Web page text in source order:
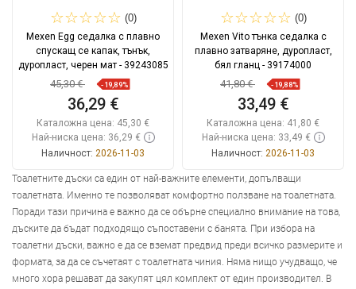
(0)
Mexen Egg седалка с плавно
спускащ се капак, тънък,
дуропласт, черен мат - 39243085
45,30 € -19,89%
36,29 €
Каталожна цена: 45,30 €
Най-ниска цена: 36,29 €
Наличност: 2026-11-03
Добави в количката
favorite_border Любима
Сравнете
(0)
Mexen Vito тънка седалка с
плавно затваряне, дуропласт,
бял гланц - 39174000
41,80 € -19,88%
33,49 €
Каталожна цена: 41,80 €
Най-ниска цена: 33,49 €
Наличност: 2026-11-03
Добави в количката
favorite_border Любима
Сравнете
Тоалетните дъски са един от най-важните елементи, допълващи
тоалетната. Именно те позволяват комфортно ползване на тоалетната.
Поради тази причина е важно да се обърне специално внимание на това,
дъските да бъдат подходящо съпоставени с банята. При избора на
тоалетни дъски, важно е да се вземат предвид преди всичко размерите и
формата, за да се съчетаят с тоалетната чиния. Няма нищо учудващо, че
много хора решават да закупят цял комплект от един производител. В